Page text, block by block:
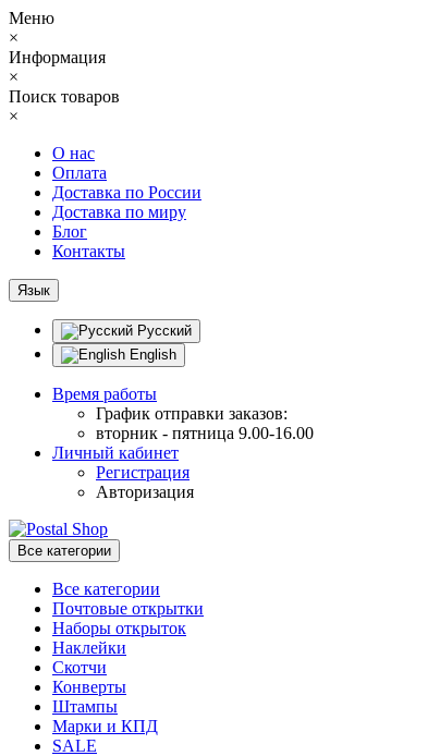
Меню
×
Информация
×
Поиск товаров
×
О нас
Оплата
Доставка по России
Доставка по миру
Блог
Контакты
Язык
Русский
English
Время работы
График отправки заказов:
вторник - пятница 9.00-16.00
Личный кабинет
Регистрация
Авторизация
Все категории
Все категории
Почтовые открытки
Наборы открыток
Наклейки
Скотчи
Конверты
Штампы
Марки и КПД
SALE